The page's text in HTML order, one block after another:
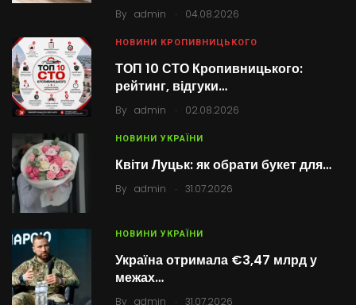
By admin . 04.08.2026
НОВИНИ КРОПИВНИЦЬКОГО
ТОП 10 СТО Кропивницького:
рейтинг, відгуки…
By admin . 02.08.2026
НОВИНИ УКРАЇНИ
Квіти Луцьк: як обрати букет для…
By admin . 31.07.2026
НОВИНИ УКРАЇНИ
Україна отримала €3,47 млрд у
межах…
By admin . 31.07.2026